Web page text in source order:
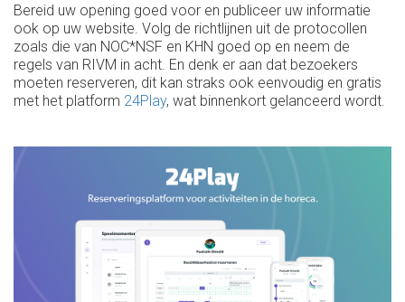
Bereid uw opening goed voor en publiceer uw informatie
ook op uw website. Volg de richtlijnen uit de protocollen
zoals die van NOC*NSF en KHN goed op en neem de
regels van RIVM in acht. En denk er aan dat bezoekers
moeten reserveren, dit kan straks ook eenvoudig en gratis
met het platform 24Play, wat binnenkort gelanceerd wordt.